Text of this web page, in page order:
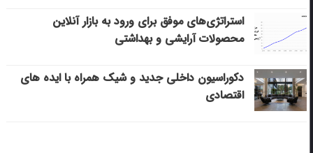
استراتژی‌های موفق برای ورود به بازار آنلاین
محصولات آرایشی و بهداشتی
دکوراسیون داخلی جدید و شیک همراه با ایده های
اقتصادی